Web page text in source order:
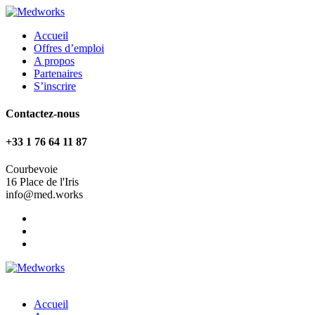
Accueil
Offres d’emploi
A propos
Partenaires
S’inscrire
Contactez-nous
+33 1 76 64 11 87
Courbevoie
16 Place de l'Iris
info@med.works
Accueil